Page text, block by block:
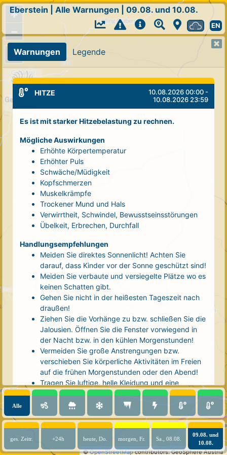
+
−
©OpenStreetMapcontributors. GeoSphere Austria
Eberstein Alle Warnungen 09.08. und 10.08.
EN
Warnungen Legende
HITZE
10.08.2026 00:00 -
10.08.2026 23:59
Es ist mit starker Hitzebelastung zu rechnen.
Mögliche Auswirkungen
Erhöhte Körpertemperatur
Erhöhter Puls
Schwäche/Müdigkeit
Kopfschmerzen
Muskelkrämpfe
Trockener Mund und Hals
Verwirrtheit, Schwindel, Bewusstseinsstörungen
Übelkeit, Erbrechen, Durchfall
Handlungsempfehlungen
Meiden Sie direktes Sonnenlicht! Achten Sie
darauf, dass Kinder vor der Sonne geschützt sind!
Meiden Sie verbaute und versiegelte Plätze wo es
keinen Schatten gibt.
Gehen Sie nicht in der heißesten Tageszeit nach
draußen!
Ziehen Sie die Vorhänge zu bzw. schließen Sie die
Jalousien. Öffnen Sie die Fenster vorwiegend in
der Nacht bzw. in den kühlen Morgenstunden!
Vermeiden Sie große Anstrengungen bzw.
verschieben Sie körperliche Aktivitäten im Freien
auf die frühen Morgenstunden oder den Abend!
Tragen Sie luftige, helle Kleidung und eine
Kopfbedeckung!
Nehmen Sie eine kühle Dusche! Auch kalte Arm-
und Fußbäder wirken entlastend.
Trinken Sie ausreichend und regelmäßig
(mindestens 2 - 3 Liter pro Tag)! Optimal sind
Wasser, ungesüßter Tee oder mit Wasser
Alle
ges. Zeitr. +24h heute, Do. morgen, Fr. Sa., 08.08.
09.08. und
10.08.